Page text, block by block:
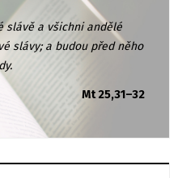
slávě a všichni andělé
slávy; a budou před něho
Mt 25,31–32